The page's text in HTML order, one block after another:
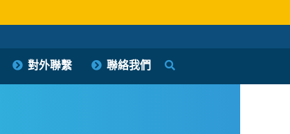
對外聯繫 聯絡我們